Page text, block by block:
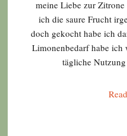
meine Liebe zur
ich die saure Frucht
doch gekocht habe ich
Limonenbedarf habe ich
tägliche